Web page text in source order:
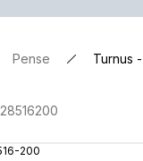
Pense Turnus